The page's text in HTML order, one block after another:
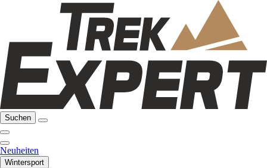
Suchen
Neuheiten
Wintersport